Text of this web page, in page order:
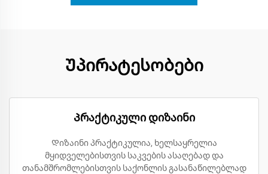
Უპირატესობები
Პრაქტიკული დიზაინი
Დიზაინი პრაქტიკულია, ხელსაყრელია
მყიდველებისთვის საკვების ასაღებად და
თანამშრომლებისთვის საქონლის გასანაწილებლად